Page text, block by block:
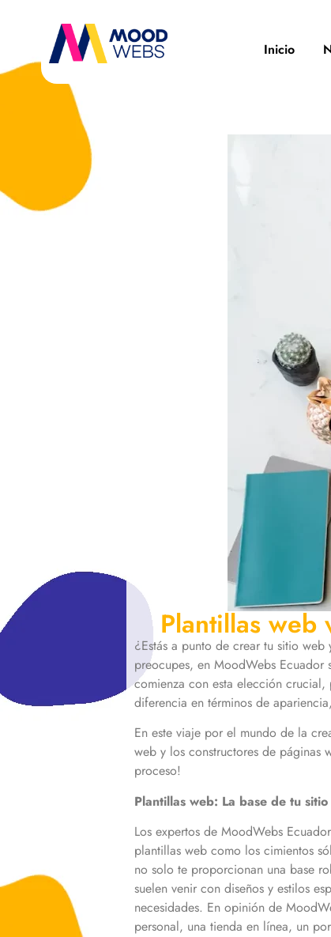
Inicio
Plantillas web
¿Estás a punto de crear tu sitio
preocupes, en MoodWebs
comienza con esta elección
diferencia en términos de
En este viaje por el mundo de la
web y los constructores de páginas
proceso!
Plantillas web: La base de tu sitio
Los expertos de MoodWebs
plantillas web como los cimientos
no solo te proporcionan una base
suelen venir con diseños y estilos
necesidades. En opinión de
personal, una tienda en línea, un